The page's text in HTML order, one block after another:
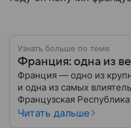
Узнать больше по теме
Франция: одна из
Франция — одно из
и одна из самых
Французская
культурным наследием,
Читать дальше